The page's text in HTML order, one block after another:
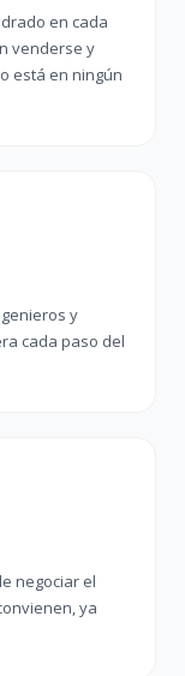
en cada
venderse y
está en ningún
y
cada paso del
negociar el
ya